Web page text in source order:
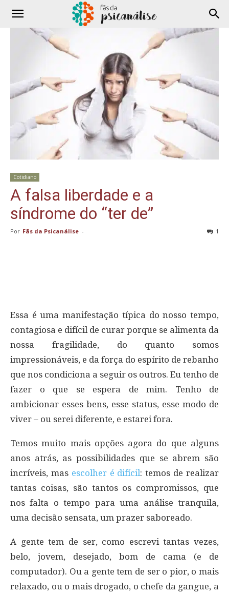
Cotidiano
A falsa liberdade e a
síndrome do “ter de”
Por Fãs da Psicanálise - 1
Essa é uma manifestação típica do nosso tempo,
contagiosa e difícil de curar porque se alimenta da
nossa fragilidade, do quanto somos
impressionáveis, e da força do espírito de rebanho
que nos condiciona a seguir os outros. Eu tenho de
fazer o que se espera de mim. Tenho de
ambicionar esses bens, esse status, esse modo de
viver – ou serei diferente, e estarei fora.
Temos muito mais opções agora do que alguns
anos atrás, as possibilidades que se abrem são
incríveis, mas escolher é difícil: temos de realizar
tantas coisas, são tantos os compromissos, que
nos falta o tempo para uma análise tranquila,
uma decisão sensata, um prazer saboreado.
A gente tem de ser, como escrevi tantas vezes,
belo, jovem, desejado, bom de cama (e de
computador). Ou a gente tem de ser o pior, o mais
relaxado, ou o mais drogado, o chefe da gangue, a